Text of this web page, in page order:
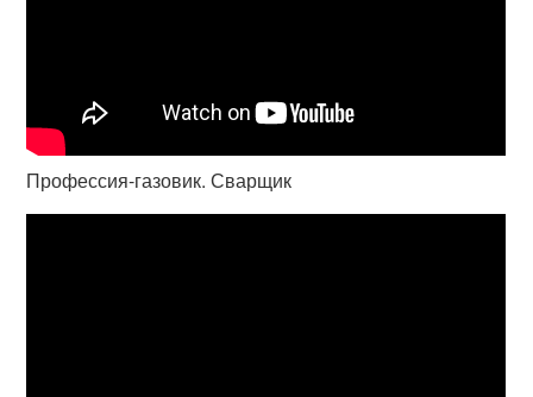
Профессия-газовик. Сварщик